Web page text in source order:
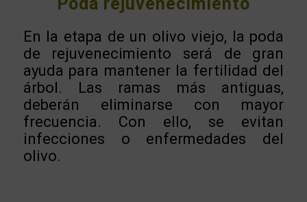
En la etapa de un olivo viejo, la poda
de rejuvenecimiento será de gran
ayuda para mantener la fertilidad del
árbol. Las ramas más antiguas,
deberán eliminarse con mayor
frecuencia. Con ello, se evitan
infecciones o enfermedades del
olivo.